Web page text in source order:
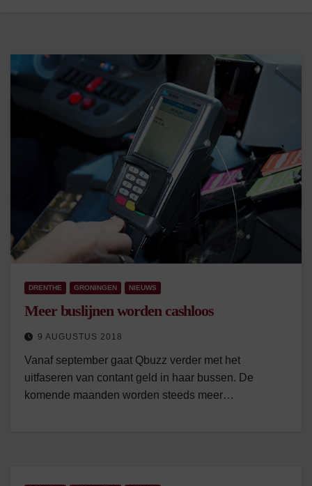
DRENTHE GRONINGEN NIEUWS
Meer buslijnen worden cashloos
9 AUGUSTUS 2018
Vanaf september gaat Qbuzz verder met het
uitfaseren van contant geld in haar bussen. De
komende maanden worden steeds meer…